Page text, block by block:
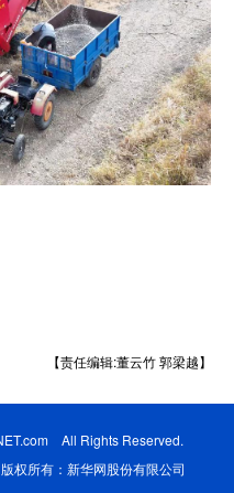
【责任编辑:董云竹 郭梁越】
All Rights Reserved.
所有：新华网股份有限公司